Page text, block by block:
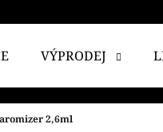
VÝPRODEJ
2,6ml